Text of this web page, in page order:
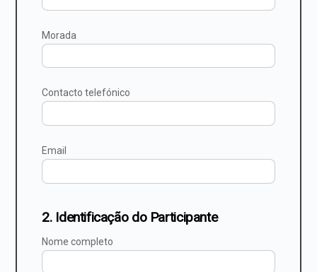
Morada
Contacto telefónico
Email
2. Identificação do Participante
Nome completo